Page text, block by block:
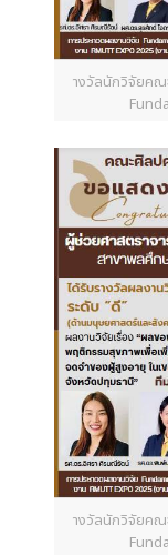
างวัลนักวิจัยคณ
างวัลนักวิจัยคณ